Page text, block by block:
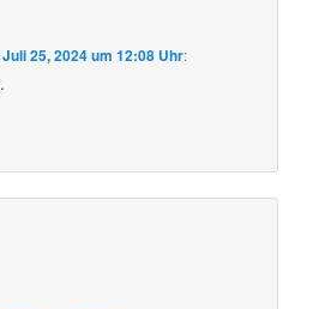
Juli 25, 2024 um 12:08 Uhr: